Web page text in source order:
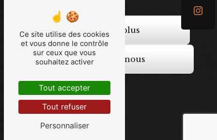
En savoir plus
Contactez-nous
Ce site utilise des cookies
et vous donne le contrôle
sur ceux que vous
souhaitez activer
Tout accepter
Tout refuser
Personnaliser